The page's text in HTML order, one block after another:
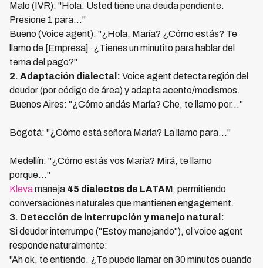
Malo (IVR): "Hola. Usted tiene una deuda pendiente.
Presione 1 para..."
Bueno (Voice agent): "¿Hola, María? ¿Cómo estás? Te
llamo de [Empresa]. ¿Tienes un minutito para hablar del
tema del pago?"
2. Adaptación dialectal: Voice agent detecta región del
deudor (por código de área) y adapta acento/modismos.
Buenos Aires: "¿Cómo andás María? Che, te llamo por..."
Bogotá: "¿Cómo está señora María? La llamo para..."
Medellín: "¿Cómo estás vos María? Mirá, te llamo
porque..."
Klevamaneja 45 dialectos de LATAM , permitiendo
conversaciones naturales que mantienen engagement.
3. Detección de interrupción y manejo natural:
Si deudor interrumpe ("Estoy manejando"), el voice agent
responde naturalmente:
"Ah ok, te entiendo. ¿Te puedo llamar en 30 minutos cuando